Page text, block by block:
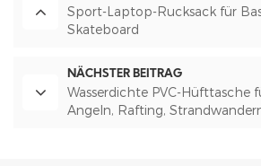
Sport-Laptop-Rucksack für
Skateboard
NÄCHSTER BEITRAG
Wasserdichte PVC-Hüfttasche
Angeln, Rafting,